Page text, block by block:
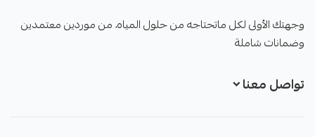
وجهتك الأولى لكل ماتحتاجه من حلول المياه، من موردين معتمدين
وضمانات شاملة
تواصل معنا